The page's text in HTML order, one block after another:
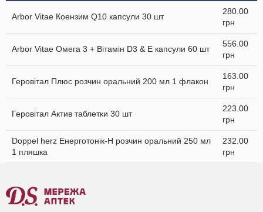
Arbor Vitae Коензим Q10 капсули 30 шт
280.00
грн
Arbor Vitae Омега 3 + Вітамін D3 & Е капсули 60 шт
556.00
грн
Геровітал Плюс розчин оральний 200 мл 1 флакон
163.00
грн
Геровітал Актив таблетки 30 шт
223.00
грн
Doppel herz Енерготонік-H розчин оральний 250 мл
1 пляшка
232.00
грн